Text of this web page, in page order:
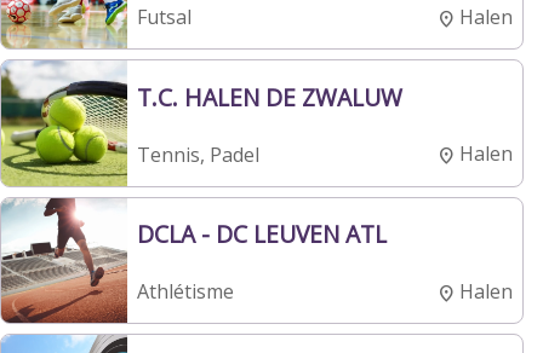
Futsal Halen
T.C. HALEN DE ZWALUW
Tennis, Padel Halen
DCLA - DC LEUVEN ATL
Athlétisme Halen